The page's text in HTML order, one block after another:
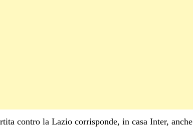
contro la Lazio corrisponde, in casa Inter, anche